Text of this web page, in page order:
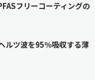
フリーコーティングの
ルツ波を95％吸収する薄